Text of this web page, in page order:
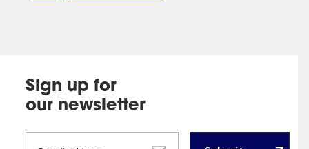
Sign up for
our newsletter